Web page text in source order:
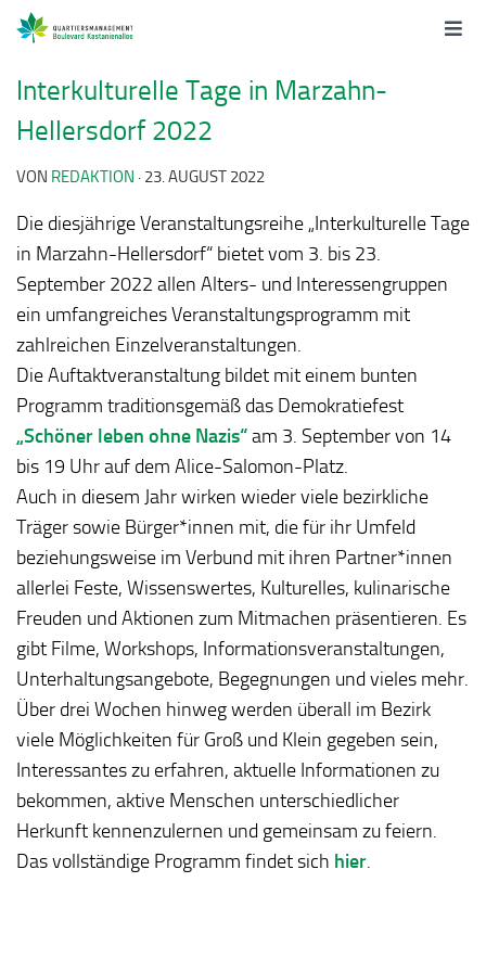
Interkulturelle Tage in Marzahn-
Hellersdorf 2022
VON REDAKTION · 23. AUGUST 2022
Die diesjährige Veranstaltungsreihe „Interkulturelle Tage
in Marzahn-Hellersdorf“ bietet vom 3. bis 23.
September 2022 allen Alters- und Interessengruppen
ein umfangreiches Veranstaltungsprogramm mit
zahlreichen Einzelveranstaltungen.
Die Auftaktveranstaltung bildet mit einem bunten
Programm traditionsgemäß das Demokratiefest
„Schöner leben ohne Nazis“am 3. September von 14
bis 19 Uhr auf dem Alice-Salomon-Platz.
Auch in diesem Jahr wirken wieder viele bezirkliche
Träger sowie Bürger*innen mit, die für ihr Umfeld
beziehungsweise im Verbund mit ihren Partner*innen
allerlei Feste, Wissenswertes, Kulturelles, kulinarische
Freuden und Aktionen zum Mitmachen präsentieren. Es
gibt Filme, Workshops, Informationsveranstaltungen,
Unterhaltungsangebote, Begegnungen und vieles mehr.
Über drei Wochen hinweg werden überall im Bezirk
viele Möglichkeiten für Groß und Klein gegeben sein,
Interessantes zu erfahren, aktuelle Informationen zu
bekommen, aktive Menschen unterschiedlicher
Herkunft kennenzulernen und gemeinsam zu feiern.
Das vollständige Programm findet sich hier.